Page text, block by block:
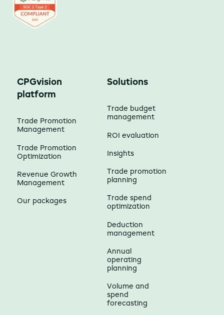
CPGvision
platform
Trade Promotion
Management
Trade Promotion
Optimization
Revenue Growth
Management
Our packages
Solutions
Trade budget
management
ROI evaluation
Insights
Trade promotion
planning
Trade spend
optimization
Deduction
management
Annual
operating
planning
Volume and
spend
forecasting